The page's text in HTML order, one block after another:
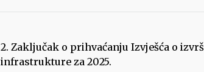
2. Zaključak o prihvaćanju Izvješća o
infrastrukture za 2025.